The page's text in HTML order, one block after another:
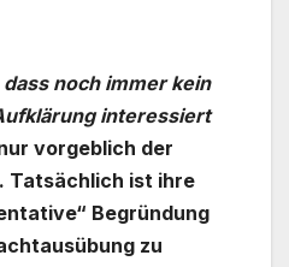
noch immer kein
interessiert
vorgeblich der
Tatsächlich ist ihre
Begründung
zu